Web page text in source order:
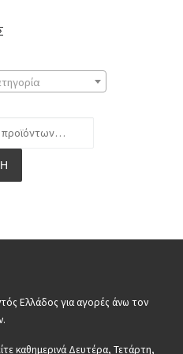
Ελλάδος για αγορές άνω τον
καθημερινά Δευτέρα, Τετάρτη,